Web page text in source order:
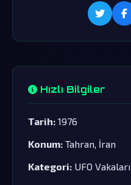
Hızlı Bilgiler
Tarih: 1976
Konum: Tahran, İran
Kategori: UFO Vakaları